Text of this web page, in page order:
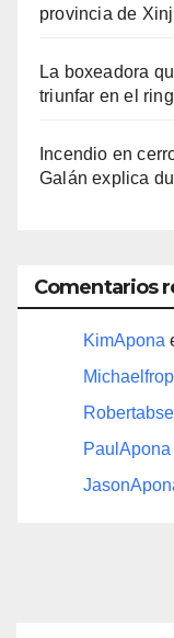
provincia de
La boxeadora
triunfar en el ring​
Incendio en
Galán explica
Comentarios
KimApona
PaulApona